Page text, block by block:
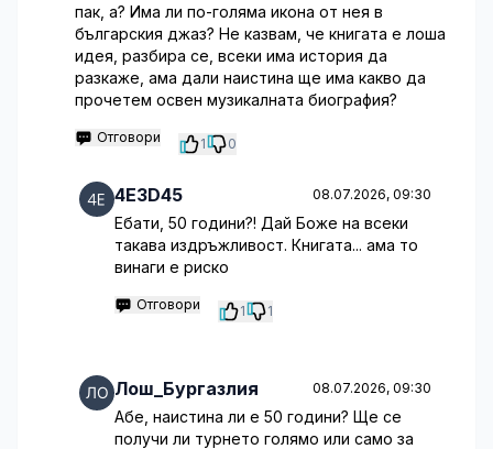
пак, а? Има ли по-голяма икона от нея в
българския джаз? Не казвам, че книгата е лоша
идея, разбира се, всеки има история да
разкаже, ама дали наистина ще има какво да
прочетем освен музикалната биография?
Отговори 1 0
4E3D45 08.07.2026, 09:30
Ебати, 50 години?! Дай Боже на всеки
такава издръжливост. Книгата... ама то
винаги е риско
Отговори 1 1
Лош_Бургазлия 08.07.2026, 09:30
Абе, наистина ли е 50 години? Ще се
получи ли турнето голямо или само за